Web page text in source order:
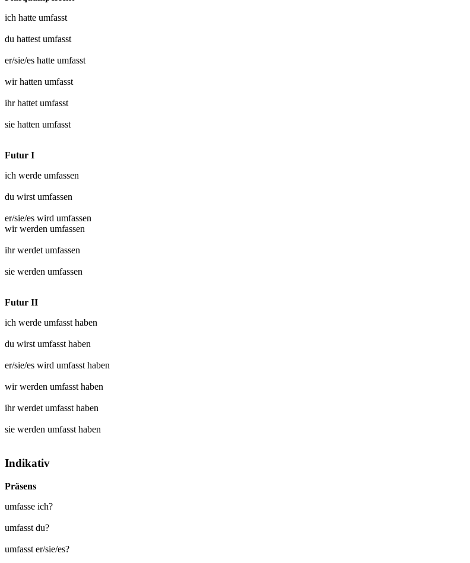
ich hatte umfasst
du hattest umfasst
er/sie/es hatte umfasst
wir hatten umfasst
ihr hattet umfasst
sie hatten umfasst
Futur I
ich werde umfassen
du wirst umfassen
er/sie/es wird umfassen
wir werden umfassen
ihr werdet umfassen
sie werden umfassen
Futur II
ich werde umfasst haben
du wirst umfasst haben
er/sie/es wird umfasst haben
wir werden umfasst haben
ihr werdet umfasst haben
sie werden umfasst haben
Indikativ
Präsens
umfasse ich?
umfasst du?
umfasst er/sie/es?